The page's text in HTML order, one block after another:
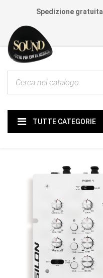
Spedizione gratuita
TUTTE CATEGORIE